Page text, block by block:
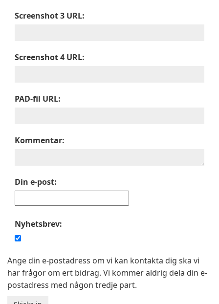
Screenshot 3 URL:
Screenshot 4 URL:
PAD-fil URL:
Kommentar:
Din e-post:
Nyhetsbrev:
Ange din e-postadress om vi kan kontakta dig ska vi
har frågor om ert bidrag. Vi kommer aldrig dela din e-
postadress med någon tredje part.